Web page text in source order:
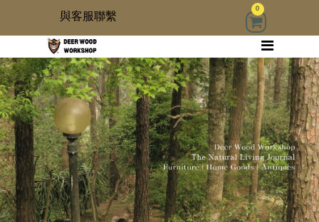
家具
木雜貨
生活器具
古物道具
與客服聯繫
0